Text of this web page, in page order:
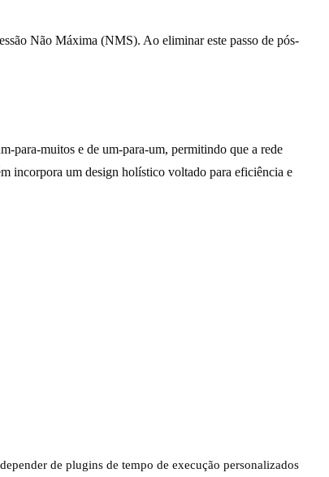
Não Máxima (NMS). Ao eliminar este passo de pós-
para-muitos e de um-para-um, permitindo que a rede
incorpora um design holístico voltado para eficiência e
de plugins de tempo de execução personalizados